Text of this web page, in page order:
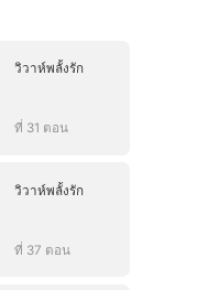
วิวาห์พลั้งรัก
ที่ 31 ตอน
วิวาห์พลั้งรัก
ที่ 37 ตอน